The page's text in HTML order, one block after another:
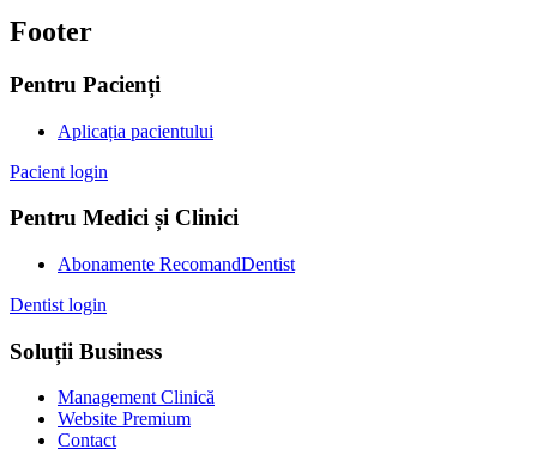
Footer
Pentru Pacienți
Aplicația pacientului
Pacient login
Pentru Medici și Clinici
Abonamente RecomandDentist
Dentist login
Soluții Business
Management Clinică
Website Premium
Contact